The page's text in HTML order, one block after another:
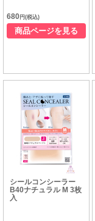
680 円(税込)
商品ページを見る
シールコンシーラー
B40ナチュラル M 3枚
入